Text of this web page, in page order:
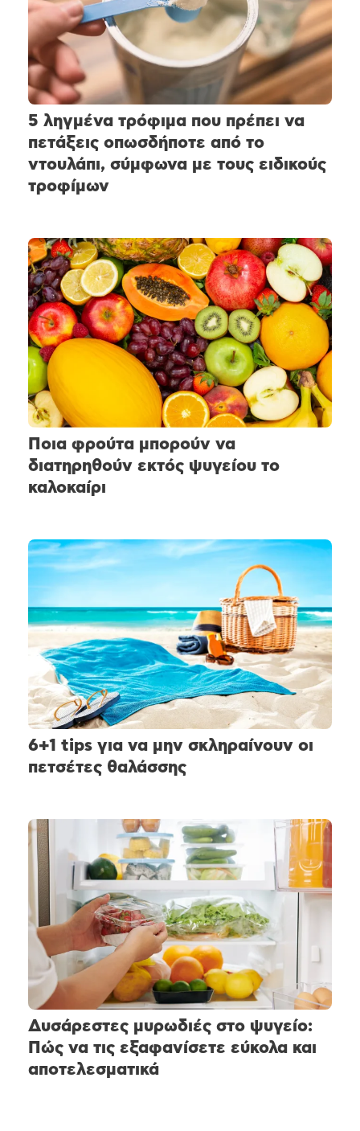
5 ληγμένα τρόφιμα που πρέπει να
πετάξεις οπωσδήποτε από το
ντουλάπι, σύμφωνα με τους ειδικούς
τροφίμων
Ποια φρούτα μπορούν να
διατηρηθούν εκτός ψυγείου το
καλοκαίρι
6+1 tips για να μην σκληραίνουν οι
πετσέτες θαλάσσης
Δυσάρεστες μυρωδιές στο ψυγείο:
Πώς να τις εξαφανίσετε εύκολα και
αποτελεσματικά